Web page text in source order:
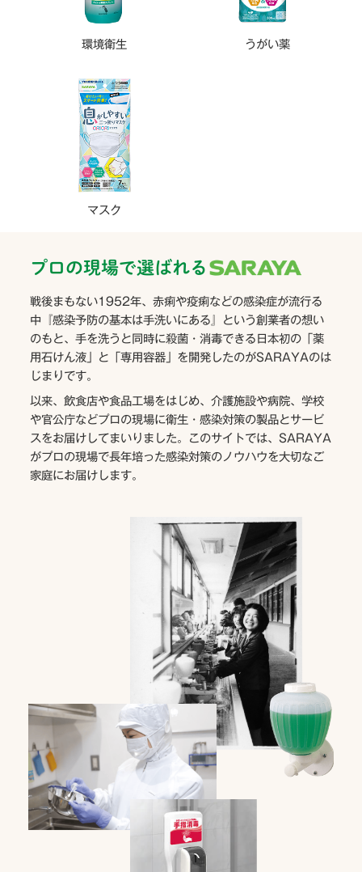
環境衛生 うがい薬
マスク
プロの現場で選ばれる
戦後まもない1952年、赤痢や疫痢などの感染症が流行る
中『感染予防の基本は手洗いにある』という創業者の想い
のもと、手を洗うと同時に殺菌・消毒できる日本初の「薬
用石けん液」と「専用容器」を開発したのがSARAYAのは
じまりです。
以来、飲食店や食品工場をはじめ、介護施設や病院、学校
や官公庁などプロの現場に衛生・感染対策の製品とサービ
スをお届けしてまいりました。このサイトでは、SARAYA
がプロの現場で長年培った感染対策のノウハウを大切なご
家庭にお届けします。